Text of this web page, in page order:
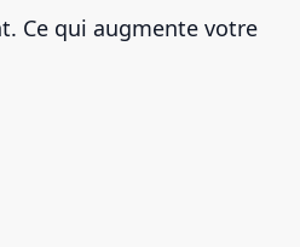
Ce qui augmente votre